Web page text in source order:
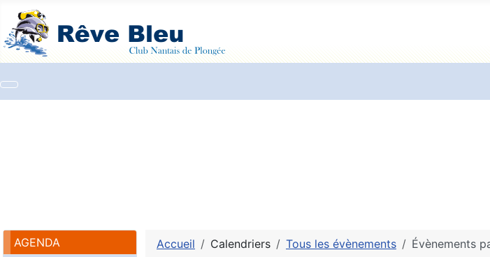
AGENDA Accueil Calendriers Tous les évènements Évènements